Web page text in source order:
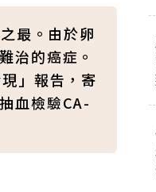
最。由於卵
治的癌症。
」報告，寄
血檢驗CA-